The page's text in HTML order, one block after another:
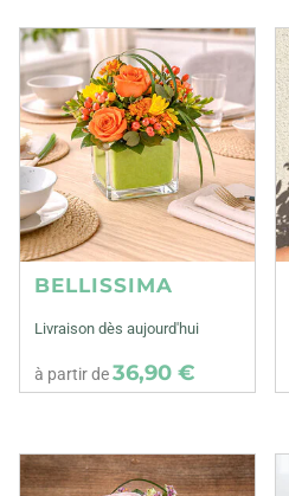
BELLISSIMA
Livraison dès aujourd'hui
à partir de36,90 €